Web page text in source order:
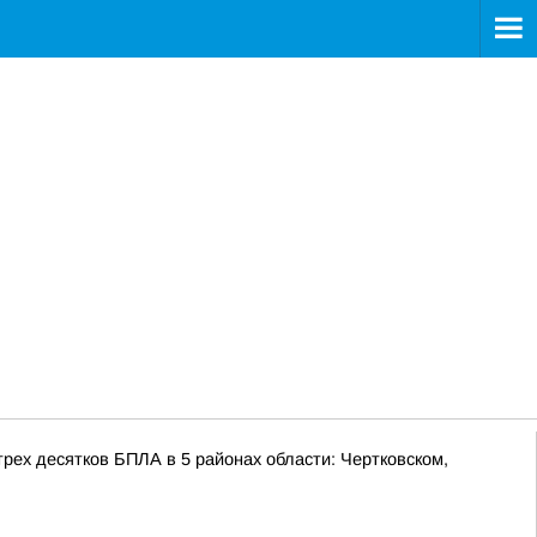
десятков БПЛА в 5 районах области: Чертковском,